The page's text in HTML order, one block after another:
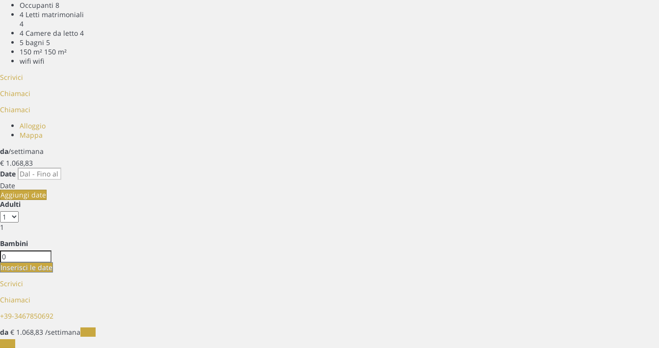
Occupanti 8
4 Letti matrimoniali
4
4 Camere da letto 4
5 bagni 5
150 m² 150 m²
wifi wifi
Scrivici
Chiamaci
Chiamaci
Alloggio
Mappa
da/settimana
€ 1.068,83
Date
Date
Aggiungi date
Adulti
1
Bambini
Inserisci le date
Scrivici
Chiamaci
+39-3467850692
da € 1.068,83 /settimana